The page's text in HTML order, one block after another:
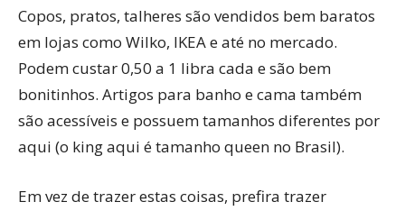
Copos, pratos, talheres são vendidos bem baratos
em lojas como Wilko, IKEA e até no mercado.
Podem custar 0,50 a 1 libra cada e são bem
bonitinhos. Artigos para banho e cama também
são acessíveis e possuem tamanhos diferentes por
aqui (o king aqui é tamanho queen no Brasil).
Em vez de trazer estas coisas, prefira trazer